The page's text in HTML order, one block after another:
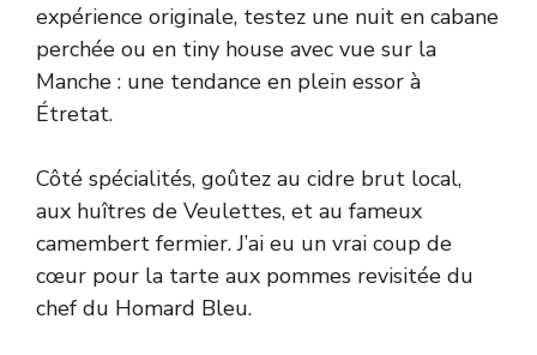
expérience originale, testez une nuit en cabane
perchée ou en tiny house avec vue sur la
Manche : une tendance en plein essor à
Étretat.
Côté spécialités, goûtez au cidre brut local,
aux huîtres de Veulettes, et au fameux
camembert fermier. J’ai eu un vrai coup de
cœur pour la tarte aux pommes revisitée du
chef du Homard Bleu.